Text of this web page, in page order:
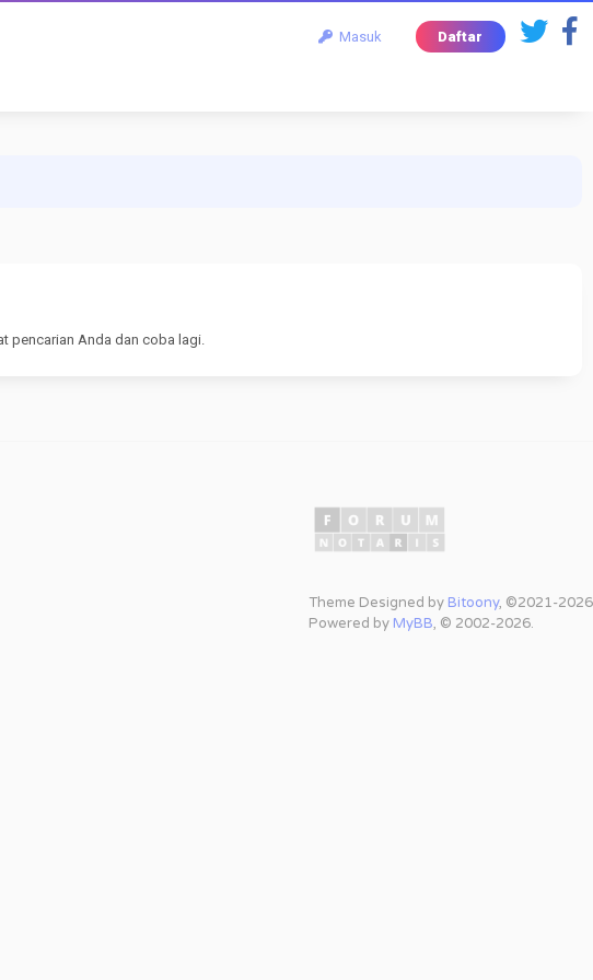
Masuk Daftar
pencarian Anda dan coba lagi.
Theme Designed by Bitoony, ©2021-2026
Powered by MyBB, © 2002-2026.